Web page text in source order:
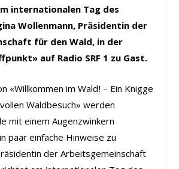
internationalen Tag des
Wollenmann, Präsidentin der
für den Wald, in der
auf Radio SRF 1 zu Gast.
«Willkommen im Wald ! – Ein Knigge
Waldbesuch» werden
mit einem Augenzwinkern
paar einfache Hinweise zu
der Arbeitsgemeinschaft